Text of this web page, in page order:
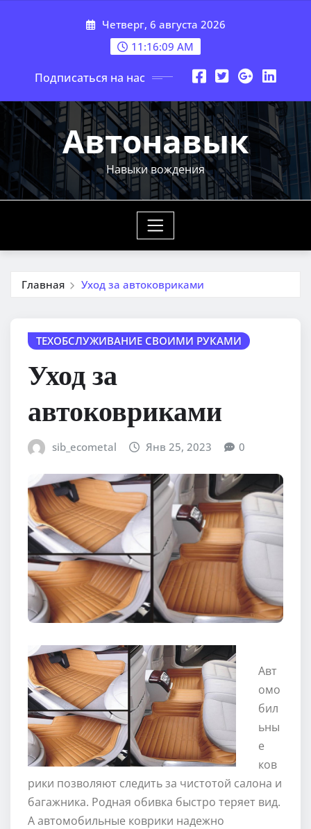
Четверг, 6 августа 2026
11:16:11 AM
Подписаться на нас
Автонавык
Навыки вождения
Главная Уход за автоковриками
ТЕХОБСЛУЖИВАНИЕ СВОИМИ РУКАМИ
Уход за
автоковриками
sib_ecometal Янв 25, 2023 0
Авт
омо
бил
ьны
е
ков
рики позволяют следить за чистотой салона и
багажника. Родная обивка быстро теряет вид.
А автомобильные коврики надежно